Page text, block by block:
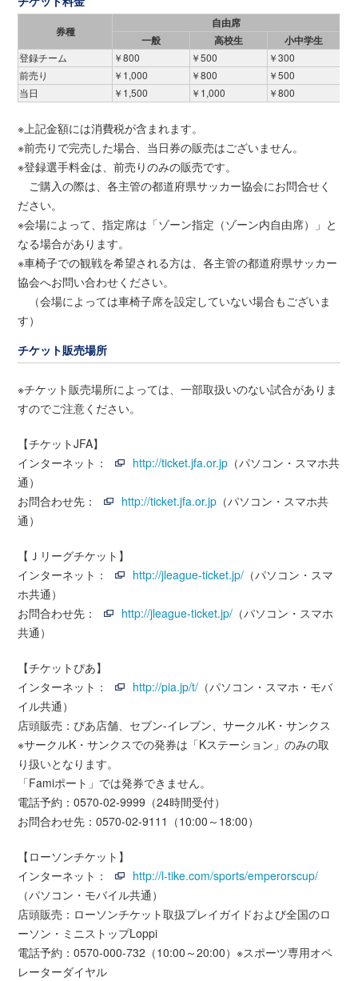
券種
自由席
一般
高校生 小中学生
登録チーム ￥800 ￥500
￥300
前売り
￥1,000 ￥800
￥500
当日
￥1,500 ￥1,000 ￥800
※上記金額には消費税が含まれます。
※前売りで完売した場合、当日券の販売はございません。
※登録選手料金は、前売りのみの販売です。
ご購入の際は、各主管の都道府県サッカー協会にお問合せく
ださい。
※会場によって、指定席は「ゾーン指定（ゾーン内自由席）」と
なる場合があります。
※車椅子での観戦を希望される方は、各主管の都道府県サッカー
協会へお問い合わせください。
（会場によっては車椅子席を設定していない場合もございま
す）
チケット販売場所
※チケット販売場所によっては、一部取扱いのない試合がありま
すのでご注意ください。
【チケットJFA】
インターネット：
http://ticket.jfa.or.jp （パソコン・スマホ共
通）
お問合わせ先：
http://ticket.jfa.or.jp （パソコン・スマホ共
通）
【Ｊリーグチケット】
インターネット：
http://jleague-ticket.jp/ （パソコン・スマ
ホ共通）
お問合わせ先：
http://jleague-ticket.jp/ （パソコン・スマホ
共通）
【チケットぴあ】
インターネット：
http://pia.jp/t/ （パソコン・スマホ・モバ
イル共通）
店頭販売：ぴあ店舗、セブン-イレブン、サークルK・サンクス
※サークルK・サンクスでの発券は「Kステーション」のみの取
り扱いとなります。
「Famiポート」では発券できません。
電話予約：0570-02-9999（24時間受付）
お問合わせ先：0570-02-9111（10:00～18:00）
【ローソンチケット】
インターネット：
http://l-tike.com/sports/emperorscup/
（パソコン・モバイル共通）
店頭販売：ローソンチケット取扱プレイガイドおよび全国のロ
ーソン・ミニストップLoppi
電話予約：0570-000-732（10:00～20:00）※スポーツ専用オペ
レーターダイヤル